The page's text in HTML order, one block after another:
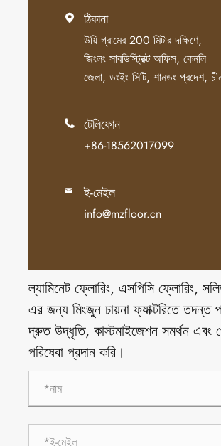
 ঠিকানা
উয়ি গ্রামের 200 মিটার দক্ষিণে,
জিংলং সাবডিস্ট্রিক্ট অফিস, কেনলি
জেলা, ডংইং সিটি, শানডং প্রদেশ,
 টেলিফোন
+86-18562017099
 ই-মেইল
info@mzfloor.cn
ল্যামিনেট ফ্লোরিং, এসপিসি ফ্লোরিং,
এর জন্য মিংজুন চায়না ফ্যাক্টরিতে তদন্ত
দ্রুত উদ্ধৃতি, কাস্টমাইজেশন সমর্থন এবং
পরিষেবা প্রদান করি।